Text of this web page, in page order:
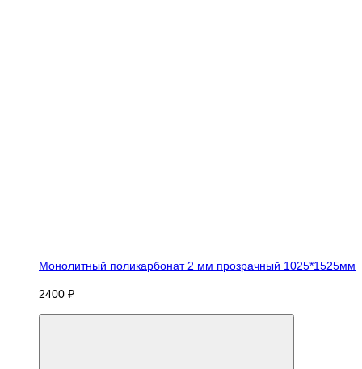
Монолитный поликарбонат 2 мм прозрачный 1025*1525мм
2400 ₽